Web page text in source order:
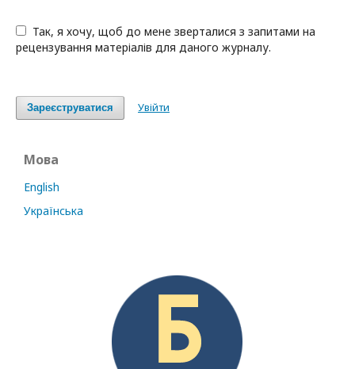
рецензування матеріалів для даного журналу.
Зареєструватися Увійти
Мова
English
Українська